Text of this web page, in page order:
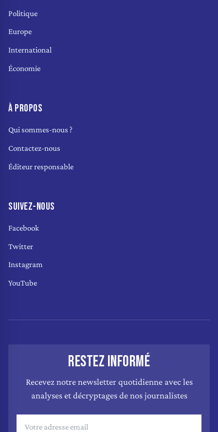
Politique
Europe
International
Économie
À PROPOS
Qui sommes-nous ?
Contactez-nous
Éditeur responsable
SUIVEZ-NOUS
Facebook
Twitter
Instagram
YouTube
RESTEZ INFORMÉ
Recevez notre newsletter quotidienne avec les
analyses et décryptages de nos journalistes